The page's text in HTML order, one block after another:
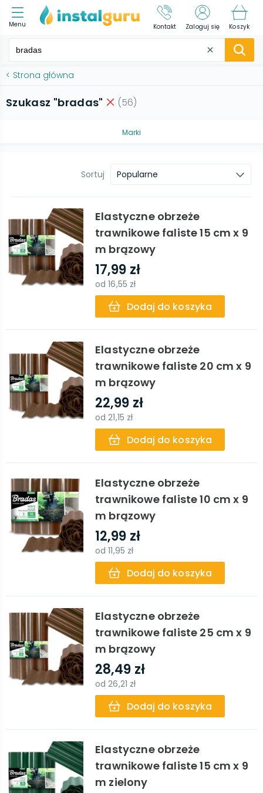
Menu Kontakt Zaloguj się Koszyk
< Strona główna
Szukasz "bradas" (56)
Marki
Sortuj Popularne
Elastyczne obrzeże
trawnikowe faliste 15 cm x 9
m brązowy
17,99 zł
od16,55 zł
Dodaj do koszyka
Elastyczne obrzeże
trawnikowe faliste 20 cm x 9
m brązowy
22,99 zł
od21,15 zł
Dodaj do koszyka
Elastyczne obrzeże
trawnikowe faliste 10 cm x 9
m brązowy
12,99 zł
od11,95 zł
Dodaj do koszyka
Elastyczne obrzeże
trawnikowe faliste 25 cm x 9
m brązowy
28,49 zł
od26,21 zł
Dodaj do koszyka
Elastyczne obrzeże
trawnikowe faliste 15 cm x 9
m zielony